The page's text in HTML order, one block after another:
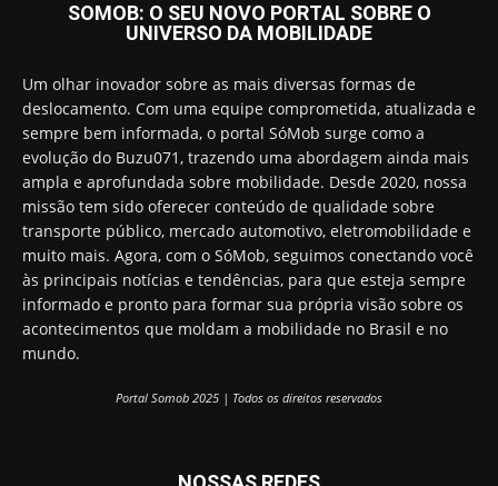
SOMOB: O SEU NOVO PORTAL SOBRE O
UNIVERSO DA MOBILIDADE
Um olhar inovador sobre as mais diversas formas de
deslocamento. Com uma equipe comprometida, atualizada e
sempre bem informada, o portal SóMob surge como a
evolução do Buzu071, trazendo uma abordagem ainda mais
ampla e aprofundada sobre mobilidade. Desde 2020, nossa
missão tem sido oferecer conteúdo de qualidade sobre
transporte público, mercado automotivo, eletromobilidade e
muito mais. Agora, com o SóMob, seguimos conectando você
às principais notícias e tendências, para que esteja sempre
informado e pronto para formar sua própria visão sobre os
acontecimentos que moldam a mobilidade no Brasil e no
mundo.
Portal Somob 2025 | Todos os direitos reservados